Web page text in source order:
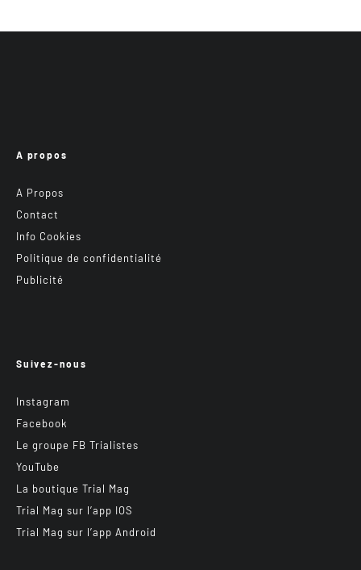
A propos
A Propos
Contact
Info Cookies
Politique de confidentialité
Publicité
Suivez-nous
Instagram
Facebook
Le groupe FB Trialistes
YouTube
La boutique Trial Mag
Trial Mag sur l’app IOS
Trial Mag sur l’app Android